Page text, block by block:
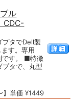
ル
CDC-
プタでDell製
す。専用
です。 ■特徴
プタで、丸型
】単価 ¥1449